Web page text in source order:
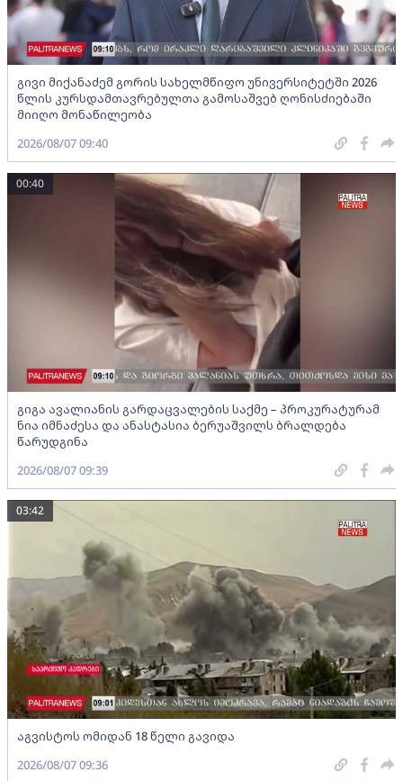
გივი მიქანაძემ გორის სახელმწიფო უნივერსიტეტში 2026
წლის კურსდამთავრებულთა გამოსაშვებ ღონისძიებაში
მიიღო მონაწილეობა
2026/08/07 09:40
გიგა ავალიანის გარდაცვალების საქმე – პროკურატურამ
ნია იმნაძესა და ანასტასია ბერუაშვილს ბრალდება
წარუდგინა
00:40
2026/08/07 09:39
აგვისტოს ომიდან 18 წელი გავიდა
03:42
2026/08/07 09:36